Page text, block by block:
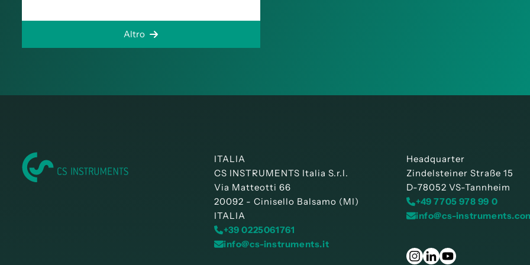
Altro
ITALIA
CS INSTRUMENTS Italia S.r.l.
Via Matteotti 66
20092 - Cinisello Balsamo (MI)
ITALIA
+39 0225061761
info@cs-instruments.it
Headquarter
Zindelsteiner Straße 15
D-78052 VS-Tannheim
+49 7705 978 99 0
info@cs-